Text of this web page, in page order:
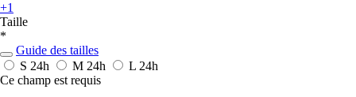
+1
Taille
*
Guide des tailles
S 24h M 24h L 24h
Ce champ est requis